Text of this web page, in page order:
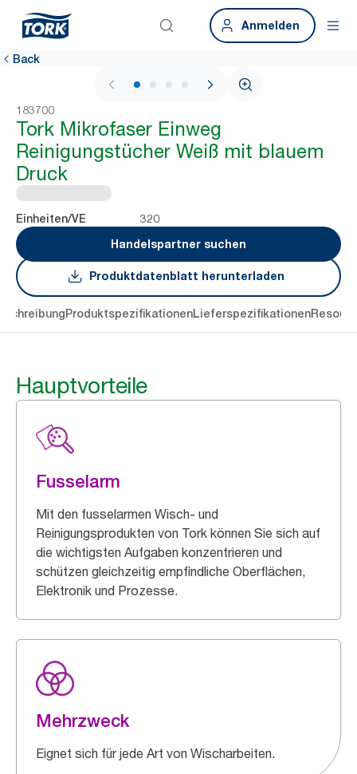
Anmelden
Back
1 / 4
183700
Tork Mikrofaser Einweg
Reinigungstücher Weiß mit blauem
Druck
Einheiten/VE
320
Handelspartner suchen
Produktdatenblatt herunterladen
ProduktspezifikationenLieferspezifikationen
Hauptvorteile
Fusselarm
Mit den fusselarmen Wisch- und
Reinigungsprodukten von Tork können Sie sich auf
die wichtigsten Aufgaben konzentrieren und
schützen gleichzeitig empfindliche Oberflächen,
Elektronik und Prozesse.
Mehrzweck
Eignet sich für jede Art von Wischarbeiten.